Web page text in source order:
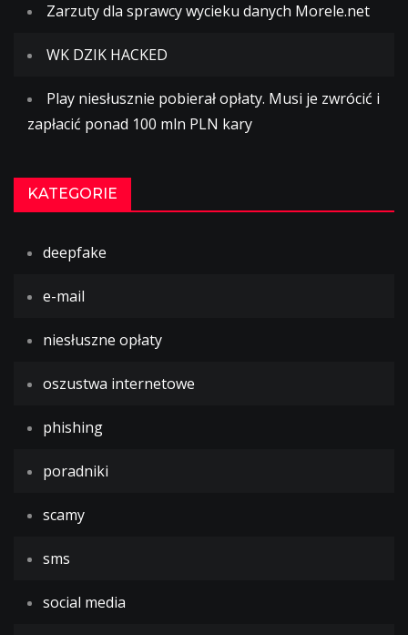
Zarzuty dla sprawcy wycieku danych Morele.net
WK DZIK HACKED
Play niesłusznie pobierał opłaty. Musi je zwrócić i
zapłacić ponad 100 mln PLN kary
KATEGORIE
deepfake
e-mail
niesłuszne opłaty
oszustwa internetowe
phishing
poradniki
scamy
sms
social media